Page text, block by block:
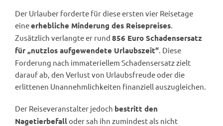
Der Urlauber forderte für diese ersten vier Reisetage
eineerhebliche Minderung des Reisepreises.
Zusätzlich verlangte er rund 856 Euro Schadensersatz
für „nutzlos aufgewendete Urlaubszeit“. Diese
Forderung nach immateriellem Schadensersatz zielt
darauf ab, den Verlust von Urlaubsfreude oder die
erlittenen Unannehmlichkeiten finanziell auszugleichen.
Der Reiseveranstalter jedoch bestritt den
Nagetierbefalloder sah ihn zumindest als nicht